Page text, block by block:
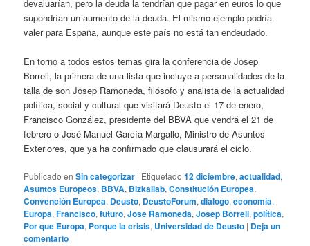
devaluarían, pero la deuda la tendrían que pagar en euros lo que
supondrían un aumento de la deuda. El mismo ejemplo podría
valer para España, aunque este país no está tan endeudado.
En torno a todos estos temas gira la conferencia de Josep
Borrell, la primera de una lista que incluye a personalidades de la
talla de son Josep Ramoneda, filósofo y analista de la actualidad
política, social y cultural que visitará Deusto el 17 de enero,
Francisco González, presidente del BBVA que vendrá el 21 de
febrero o José Manuel García-Margallo, Ministro de Asuntos
Exteriores, que ya ha confirmado que clausurará el ciclo.
Publicado en Sin categorizar | Etiquetado 12 diciembre,actualidad,
Asuntos Europeos, BBVA, Bizkailab,Constitución Europea,
Convención Europea, Deusto, DeustoForum,diálogo,economía,
Europa,Francisco,futuro,Jose Ramoneda,Josep Borrell,política,
Por que Europa, Porque la crisis, Universidad de Deusto | Deja un
comentario